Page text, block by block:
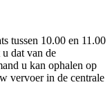
tussen 10.00 en 11.00
dat van de
u kan ophalen op
vervoer in de centrale